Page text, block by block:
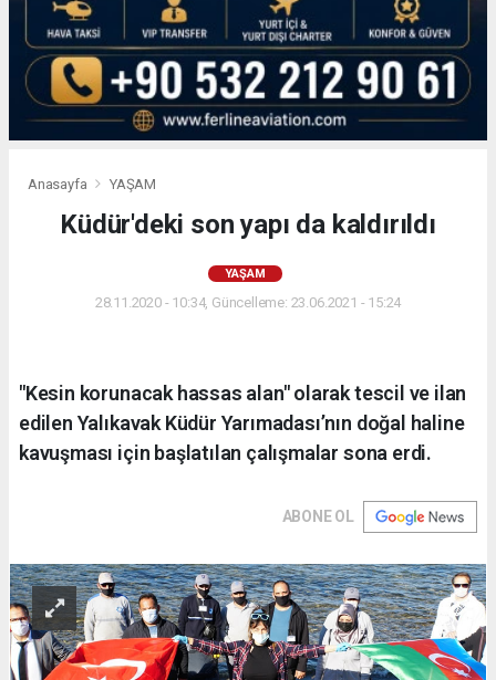
Anasayfa YAŞAM
Küdür'deki son yapı da kaldırıldı
YAŞAM
28.11.2020 - 10:34, Güncelleme: 23.06.2021 - 15:24
"Kesin korunacak hassas alan" olarak tescil ve ilan
edilen Yalıkavak Küdür Yarımadası’nın doğal haline
kavuşması için başlatılan çalışmalar sona erdi.
ABONE OL